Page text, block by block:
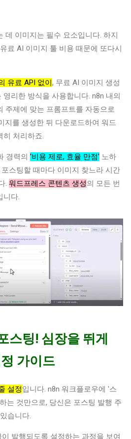
데 이미지는 필수 요소입니다. 하지
료 AI 이미지 툴 비용 때문에 또다시
유료 API 없이, 무료 AI 이미지 생성
영리한 방식을 사용합니다. n8n 내의
주제에 맞는 프롬프트를 자동으로
지를 생성한 뒤 다운로드하여 워드
히 처리하죠.
경력의 '비용 제로, 효율 만점' 노하
스팅할 때마다 이미지 찾느라 시간
. 워드프레스 콘텐츠 생성의 모든 번
니다.
스팅! 심장을 뛰게
가이드
설정입니다. n8n 워크플로우에 '스
는 것만으로, 당신은 포스팅 발행 주
습니다.
발행되도록 설정하는 과정을 보여